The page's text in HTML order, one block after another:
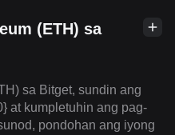
(ETH) sa
sa Bitget, sundin ang
at kumpletuhin ang pag-
pondohan ang iyong